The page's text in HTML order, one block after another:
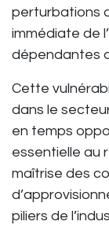
perturbations
immédiate de
dépendantes
Cette
dans le
en temps
essentielle au
maîtrise des
piliers de